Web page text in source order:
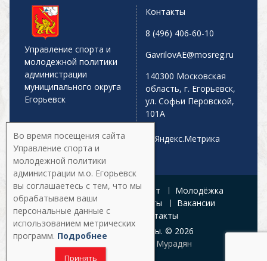
Управление спорта и
молодежной политики
администрации
муниципального округа
Егорьевск
Контакты
8 (496) 406-60-10
GavrilovAE@mosreg.ru
140300 Московская
область, г. Егорьевск,
ул. Софьи Перовской,
101А
Главная Афиша Спорт
Молодёжка
Управление
Документы
Вакансии
Галерея
Контакты
Все права защищены. © 2026
Разработка:
Армен Мурадян
Во время посещения сайта
Управление спорта и
молодежной политики
администрации м.о. Егорьевск
вы соглашаетесь с тем, что мы
обрабатываем ваши
персональные данные с
использованием метрических
программ. Подробнее